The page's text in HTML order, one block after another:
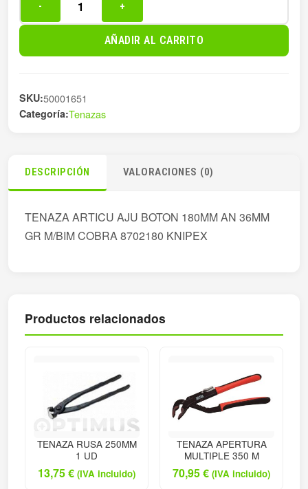
ARTICU
cantidad
- +
AÑADIR AL CARRITO
SKU:50001651
Categoría:Tenazas
DESCRIPCIÓN VALORACIONES (0)
TENAZA ARTICU AJU BOTON 180MM AN 36MM
GR M/BIM COBRA 8702180 KNIPEX
Productos relacionados
TENAZA RUSA 250MM
1 UD
13,75€ (IVA incluido)
TENAZA APERTURA
MULTIPLE 350 M
70,95€ (IVA incluido)